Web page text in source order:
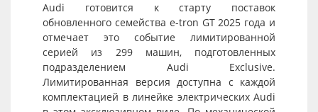
Audi готовится к старту поставок
обновленного семейства e-tron GT 2025 года и
отмечает это событие лимитированной
серией из 299 машин, подготовленных
подразделением Audi Exclusive.
Лимитированная версия доступна с каждой
комплектацией в линейке электрических Audi